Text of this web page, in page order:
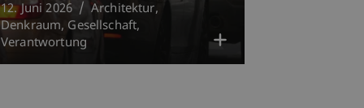
12. Juni 2026
Architektur
Denkraum Gesellschaft
Verantwortung